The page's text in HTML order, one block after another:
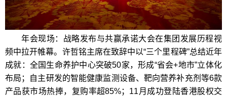
年会现场：战略发布与共赢承诺大会在集团发展历程视
频中拉开帷幕。许哲铭主席在致辞中以“三个里程碑”总结近年
成就：全国生命养护中心突破50家，形成“省会+地市”立体化
布局；自主研发的智能健康监测设备、靶向营养补充剂等6款
产品获市场热捧，复购率超85%；11月成功登陆香港股权交